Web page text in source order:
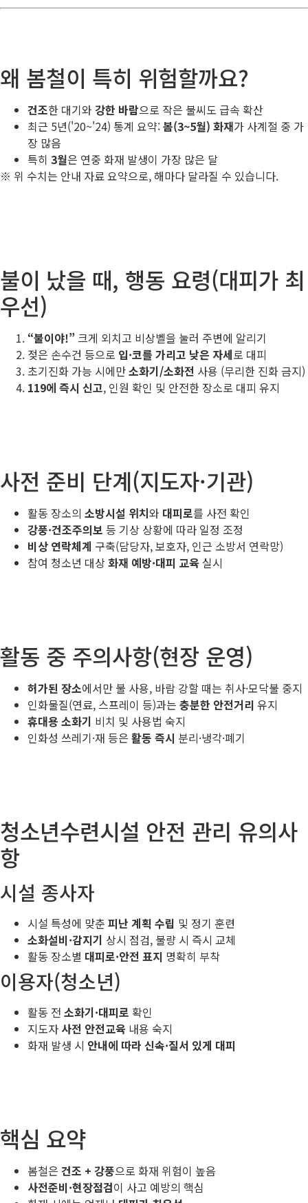
왜 봄철이 특히 위험할까요?
건조한 대기와 강한 바람으로 작은 불씨도 급속 확산
최근 5년('20~'24) 통계 요약:봄(3~5월) 화재가 사계절 중 가
장 많음
특히 3월은 연중 화재 발생이 가장 많은 달
※ 위 수치는 안내 자료 요약으로, 해마다 달라질 수 있습니다.
불이 났을 때, 행동 요령(대피가 최
우선)
“불이야!” 크게 외치고 비상벨을 눌러 주변에 알리기
젖은 손수건 등으로 입·코를 가리고 낮은 자세로 대피
초기진화 가능 시에만소화기/소화전 사용 (무리한 진화 금지)
119에 즉시 신고, 인원 확인 및 안전한 장소로 대피 유지
사전 준비 단계(지도자·기관)
활동 장소의 소방시설 위치와 대피로를 사전 확인
강풍·건조주의보 등 기상 상황에 따라 일정 조정
비상 연락체계 구축(담당자, 보호자, 인근 소방서 연락망)
참여 청소년 대상화재 예방·대피 교육실시
활동 중 주의사항(현장 운영)
허가된 장소에서만 불 사용, 바람 강할 때는 취사·모닥불 중지
인화물질(연료, 스프레이 등)과는 충분한 안전거리 유지
휴대용 소화기 비치 및 사용법 숙지
인화성 쓰레기·재 등은 활동 즉시 분리·냉각·폐기
청소년수련시설 안전 관리 유의사
항
시설 종사자
시설 특성에 맞춘 피난 계획 수립 및 정기 훈련
소화설비·감지기 상시 점검, 불량 시 즉시 교체
활동 장소별 대피로·안전 표지 명확히 부착
이용자(청소년)
활동 전 소화기·대피로 확인
지도자 사전 안전교육 내용 숙지
화재 발생 시 안내에 따라 신속·질서 있게 대피
핵심 요약
봄철은 건조 + 강풍으로 화재 위험이 높음
사전준비·현장점검이 사고 예방의 핵심